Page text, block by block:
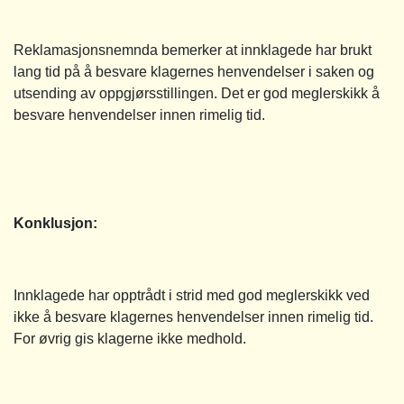
Reklamasjonsnemnda bemerker at innklagede har brukt
lang tid på å besvare klagernes henvendelser i saken og
utsending av oppgjørsstillingen. Det er god meglerskikk å
besvare henvendelser innen rimelig tid.
Konklusjon:
Innklagede har opptrådt i strid med god meglerskikk ved
ikke å besvare klagernes henvendelser innen rimelig tid.
For øvrig gis klagerne ikke medhold.